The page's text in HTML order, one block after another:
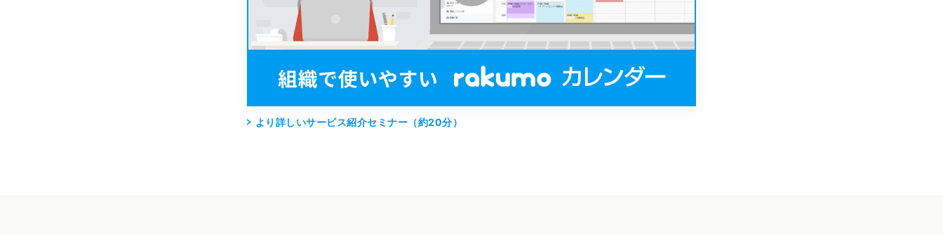
より詳しいサービス紹介セミナー（約20分）